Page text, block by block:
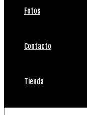
Fotos
Contacto
Tienda